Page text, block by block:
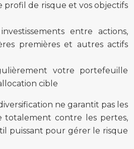
profil de risque et vos objectifs
entre actions,
premières et autres actifs
votre portefeuille
cible
ne garantit pas les
totalement contre les pertes,
puissant pour gérer le risque